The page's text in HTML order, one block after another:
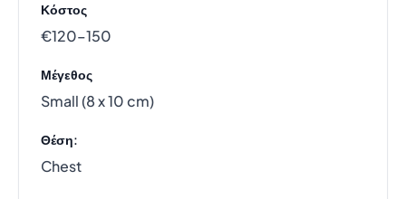
Κόστος
€120–150
Μέγεθος
Small (8 x 10 cm)
Θέση:
Chest